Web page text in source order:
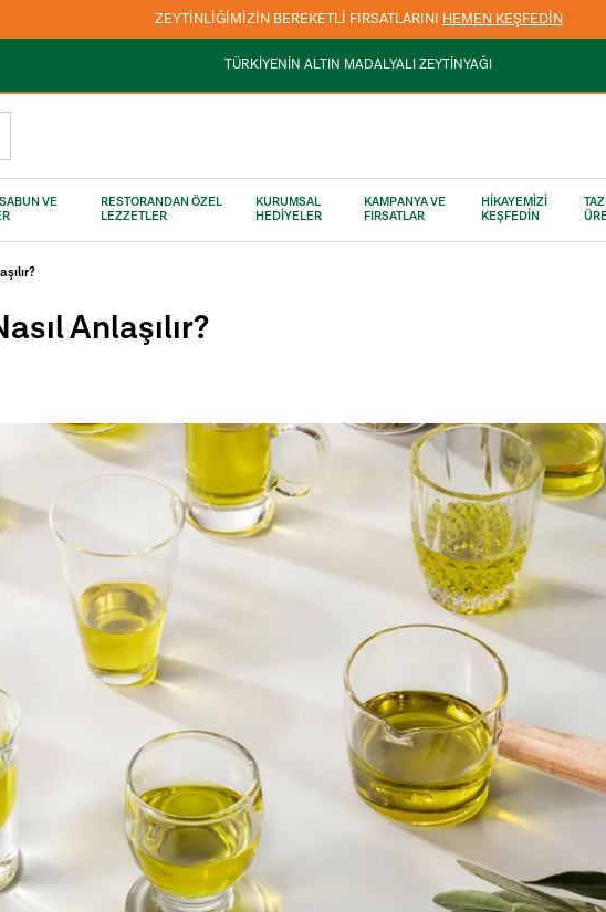
3000 TL VE ÜZERİ KARGO ÜCRETSİZ
TÜRKİYENİN ALTIN MADALYALI ZEYTİNYAĞI
VE
RESTORANDAN ÖZEL
LEZZETLER
KURUMSAL
HEDİYELER
KAMPANYA VE
FIRSATLAR
HİKAYEMİZİ
KEŞFEDİN
Anlaşılır?